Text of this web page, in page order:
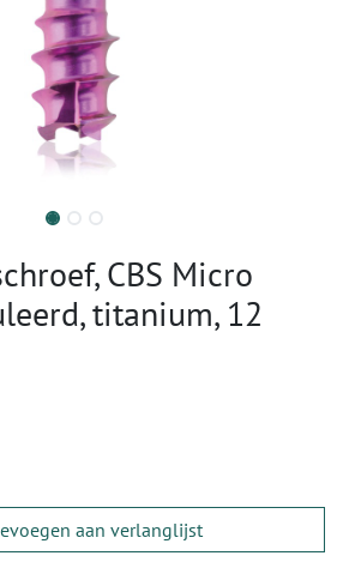
CBS Micro
titanium, 12
aan verlanglijst